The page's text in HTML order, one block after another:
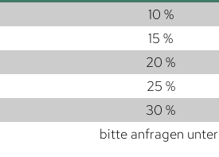
10 %
15 %
20 %
25 %
30 %
bitte anfragen unter